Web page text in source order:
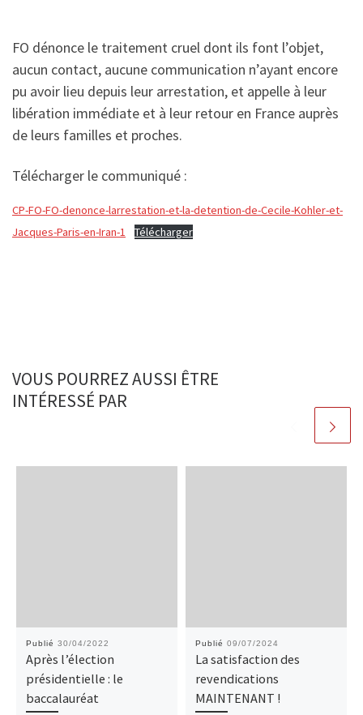
FO dénonce le traitement cruel dont ils font l’objet,
aucun contact, aucune communication n’ayant encore
pu avoir lieu depuis leur arrestation, et appelle à leur
libération immédiate et à leur retour en France auprès
de leurs familles et proches.
Télécharger le communiqué :
CP-FO-FO-denonce-larrestation-et-la-detention-de-Cecile-Kohler-et-
Jacques-Paris-en-Iran-1
Télécharger
VOUS POURREZ AUSSI ÊTRE
INTÉRESSÉ PAR
Publié 30/04/2022
Après l’élection
présidentielle : le
baccalauréat
Publié 09/07/2024
La satisfaction des
revendications
MAINTENANT !